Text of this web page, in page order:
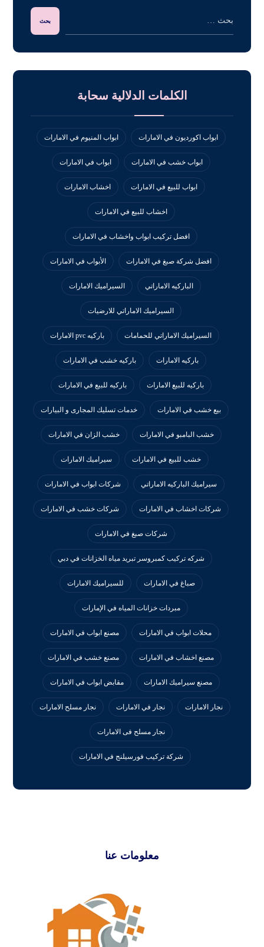
الكلمات الدلالية سحابة
ابواب اكورديون في الامارات ابواب المنيوم في الامارات
ابواب خشب في الامارات ابواب في الامارات
ابواب للبيع في الامارات اخشاب الامارات
اخشاب للبيع في الامارات
افضل تركيب ابواب واخشاب في الامارات
افضل شركة صبغ في الامارات الأبواب في الامارات
الباركيه الاماراتي السيراميك الامارات
السيراميك الاماراتي للارضيات
السيراميك الاماراتي للحمامات باركيه pvc الامارات
باركيه الامارات باركيه خشب في الامارات
باركيه للبيع الامارات باركيه للبيع في الامارات
بيع خشب في الامارات خدمات تسليك المجارى و البيارات
خشب البامبو في الامارات خشب الزان في الامارات
خشب للبيع في الامارات سيراميك الامارات
سيراميك الباركيه الاماراتي شركات ابواب في الامارات
شركات اخشاب في الامارات شركات خشب في الامارات
شركات صبغ في الامارات
شركه تركيب كمبروسر تبريد مياه الخزانات في دبي
صباغ في الامارات للسيراميك الامارات
مبردات خزانات المياه في الإمارات
محلات ابواب في الامارات مصنع ابواب في الامارات
مصنع اخشاب في الامارات مصنع خشب في الامارات
مصنع سيراميك الامارات مقابض ابواب في الامارات
نجار الامارات نجار في الامارات نجار مسلح الامارات
نجار مسلح فى الامارات
‏شركة تركيب فورسيلنج في الامارات
معلومات عنا